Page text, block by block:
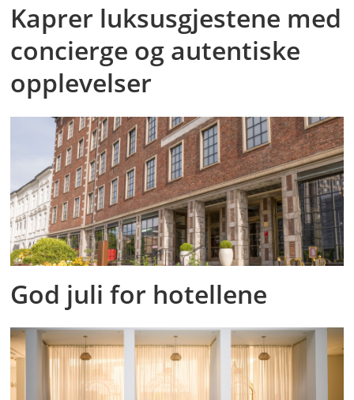
Kaprer luksusgjestene med
concierge og autentiske
opplevelser
God juli for hotellene